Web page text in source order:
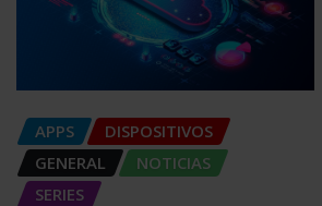
APPS
DISPOSITIVOS
GENERAL
NOTICIAS
SERIES